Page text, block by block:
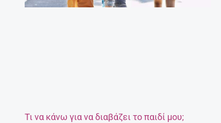
Τι να κάνω για να διαβάζει το παιδί μου;